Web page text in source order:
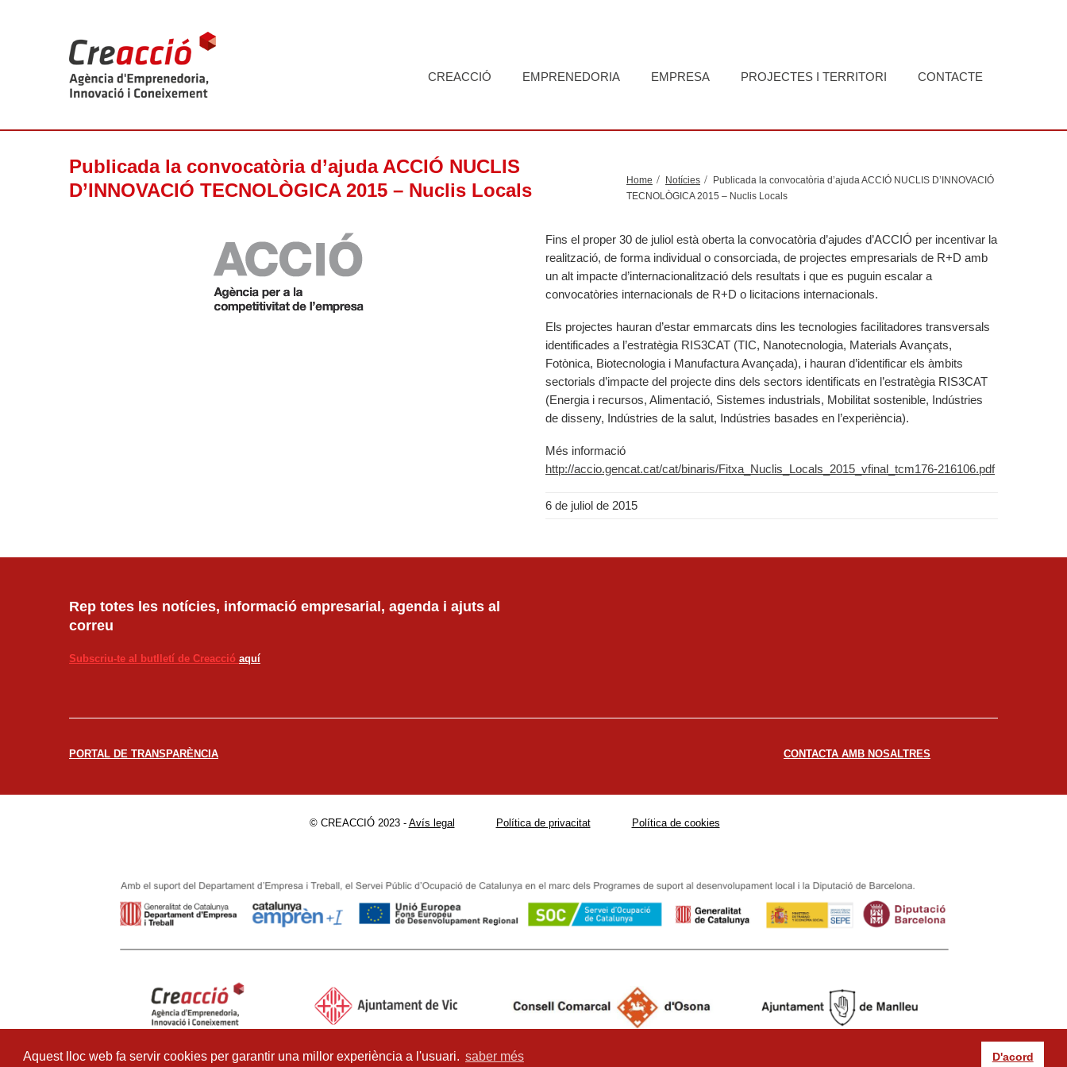
Aquest lloc web fa servir cookies per garantir una millor experiència a l'usuari. saber més D'acord
CREACCIÓ EMPRENEDORIA EMPRESA PROJECTES I TERRITORI CONTACTE
Publicada la convocatòria d’ajuda ACCIÓ NUCLIS
D’INNOVACIÓ TECNOLÒGICA 2015 – Nuclis Locals
Home Notícies
Publicada la convocatòria d’ajuda ACCIÓ NUCLIS D’INNOVACIÓ
TECNOLÒGICA 2015 – Nuclis Locals
Fins el proper 30 de juliol està oberta la convocatòria d’ajudes d’ACCIÓ per incentivar la
realització, de forma individual o consorciada, de projectes empresarials de R+D amb
un alt impacte d’internacionalització dels resultats i que es puguin escalar a
convocatòries internacionals de R+D o licitacions internacionals.
Els projectes hauran d’estar emmarcats dins les tecnologies facilitadores transversals
identificades a l’estratègia RIS3CAT (TIC, Nanotecnologia, Materials Avançats,
Fotònica, Biotecnologia i Manufactura Avançada), i hauran d’identificar els àmbits
sectorials d’impacte del projecte dins dels sectors identificats en l’estratègia RIS3CAT
(Energia i recursos, Alimentació, Sistemes industrials, Mobilitat sostenible, Indústries
de disseny, Indústries de la salut, Indústries basades en l’experiència).
Més informació
http://accio.gencat.cat/cat/binaris/Fitxa_Nuclis_Locals_2015_vfinal_tcm176-216106.pdf
6 de juliol de 2015
Rep totes les notícies, informació empresarial, agenda i ajuts al
correu
Subscriu-te al butlletí de Creacció aquí
PORTAL DE TRANSPARÈNCIA CONTACTA AMB NOSALTRES
© CREACCIÓ 2023 - Avís legal Política de privacitat Política de cookies